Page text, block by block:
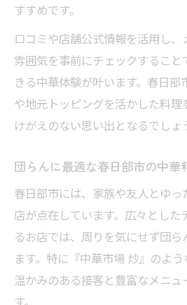
すすめです。
口コミや店舗公式情報を活用し
雰囲気を事前にチェックすること
きる中華体験が叶います。春日
や地元トッピングを活かした料
けがえのない思い出となるでしょ
団らんに最適な春日部市の中華
春日部市には、家族や友人とゆ
店が点在しています。広々とした
るお店では、周りを気にせず団
ます。特に『中華市場 炒』のよう
温かみのある接客と豊富なメニュ
す。